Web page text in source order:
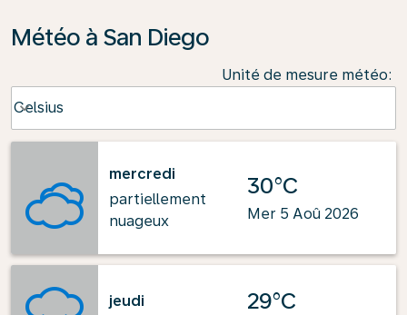
Météo à San Diego
Unité de mesure météo:
Celsius
keyboard_arrow_down
mercredi
partiellement
nuageux
30°C
Mer 5 Aoû 2026
jeudi
29°C